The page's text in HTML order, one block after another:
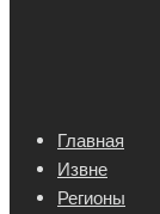
Главная
Извне
Регионы